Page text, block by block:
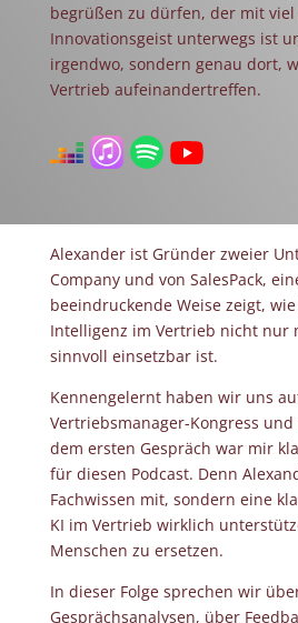
begrüßen zu dürfen, der mit
Innovationsgeist unterwegs ist
irgendwo, sondern genau dort,
Vertrieb aufeinandertreffen.
Alexander ist Gründer zweier
Company und von SalesPack,
beeindruckende Weise zeigt,
Intelligenz im Vertrieb nicht nur
sinnvoll einsetzbar ist.
Kennengelernt haben wir uns
Vertriebsmanager-Kongress
dem ersten Gespräch war mir
für diesen Podcast. Denn
Fachwissen mit, sondern eine
KI im Vertrieb wirklich
Menschen zu ersetzen.
In dieser Folge sprechen wir
Gesprächsanalysen, über